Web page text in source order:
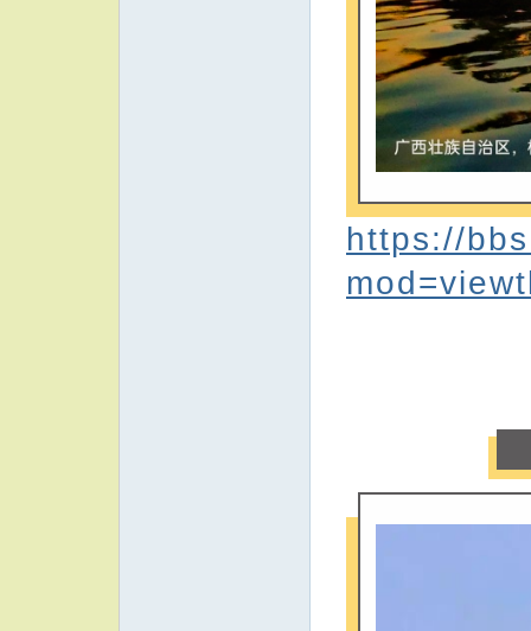
https://